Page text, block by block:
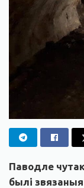
Паводле
былі